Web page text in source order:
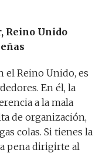
Reino Unido
el Reino Unido, es
En él, la
a la mala
de organización,
colas. Si tienes la
pena dirigirte al